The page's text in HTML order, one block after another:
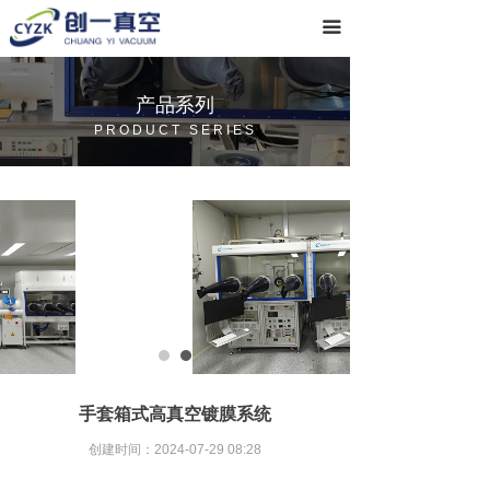
끀
首页
关于我们
产品系列
常见问题
联系我们
产品系列
PRODUCT SERIES
手套箱式高真空镀膜系统
创建时间： 2024-07-29 08:28